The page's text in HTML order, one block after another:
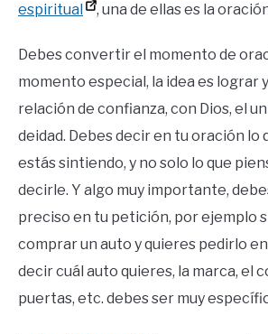
espiritual
, una de ellas es la
Debes convertir el momento de
momento especial, la idea es lograr
relación de confianza, con Dios, el
deidad. Debes decir en tu oración lo
estás sintiendo, y no solo lo que
decirle. Y algo muy importante,
preciso en tu petición, por ejemplo
comprar un auto y quieres pedirlo
decir cuál auto quieres, la marca, el
puertas, etc. debes ser muy